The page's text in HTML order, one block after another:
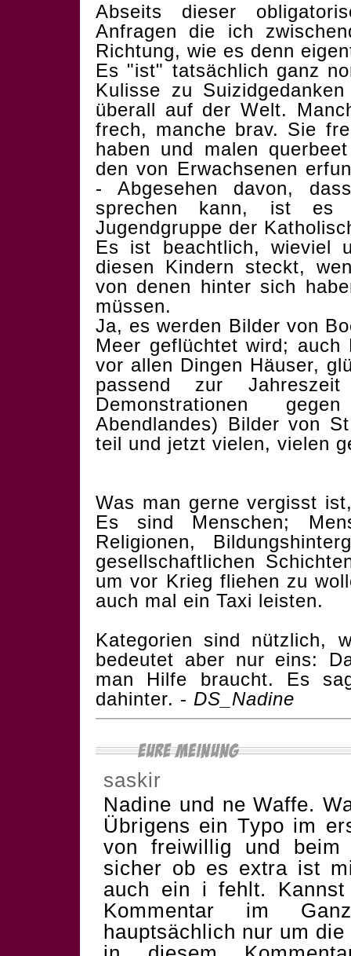
Abseits dieser
Anfragen die ich
Richtung, wie es denn
Es "ist" tatsächlich ganz
Kulisse zu
überall auf der Welt.
frech, manche brav. Sie
haben und malen
den von Erwachsenen
- Abgesehen davon,
sprechen kann, ist es
Jugendgruppe der
Es ist beachtlich, wieviel
diesen Kindern steckt,
von denen hinter sich
müssen.
Ja, es werden Bilder von
Meer geflüchtet wird; auch
vor allen Dingen Häuser,
passend zur
Demonstrationen
Abendlandes) Bilder von
teil und jetzt vielen, vielen
Was man gerne vergisst
Es sind Menschen;
Religionen,
gesellschaftlichen
um vor Krieg fliehen zu
auch mal ein Taxi leisten.
Kategorien sind nützlich,
bedeutet aber nur eins:
man Hilfe braucht. Es
dahinter. - DS_Nadine
saskir
Nadine und ne Waffe.
Übrigens ein Typo im
von freiwillig und
sicher ob es extra ist
auch ein i fehlt.
Kommentar im
hauptsächlich nur um